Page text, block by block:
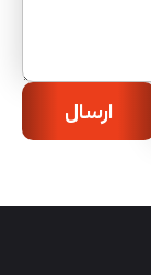
ارسال